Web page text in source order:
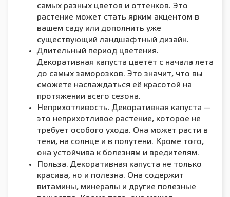
самых разных цветов и оттенков. Это
растение может стать ярким акцентом в
вашем саду или дополнить уже
существующий ландшафтный дизайн.
Длительный период цветения.
Декоративная капуста цветёт с начала лета
до самых заморозков. Это значит, что вы
сможете наслаждаться её красотой на
протяжении всего сезона.
Неприхотливость. Декоративная капуста —
это неприхотливое растение, которое не
требует особого ухода. Она может расти в
тени, на солнце и в полутени. Кроме того,
она устойчива к болезням и вредителям.
Польза. Декоративная капуста не только
красива, но и полезна. Она содержит
витамины, минералы и другие полезные